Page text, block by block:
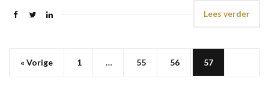
Lees verder
« Vorige 1 … 55 56 57